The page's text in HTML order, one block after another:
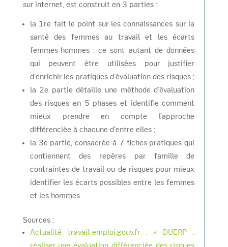
sur internet, est construit en 3 parties :
la 1re fait le point sur les connaissances sur la
santé des femmes au travail et les écarts
femmes-hommes : ce sont autant de données
qui peuvent être utilisées pour justifier
d’enrichir les pratiques d’évaluation des risques ;
la 2e partie détaille une méthode d’évaluation
des risques en 5 phases et identifie comment
mieux prendre en compte l’approche
différenciée à chacune d’entre elles ;
la 3e partie, consacrée à 7 fiches pratiques qui
contiennent des repères par famille de
contraintes de travail ou de risques pour mieux
identifier les écarts possibles entre les femmes
et les hommes.
Sources :
Actualité travail-emploi.gouv.fr : « DUERP :
réaliser une évaluation différenciée des risques